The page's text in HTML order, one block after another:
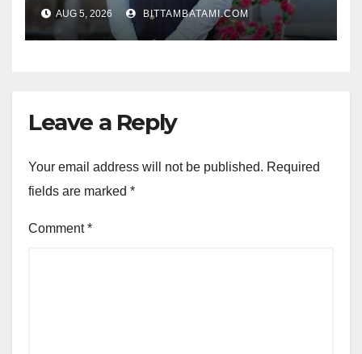
AUG 5, 2026 BITTAMBATAMI.COM
Leave a Reply
Your email address will not be published. Required
fields are marked *
Comment*